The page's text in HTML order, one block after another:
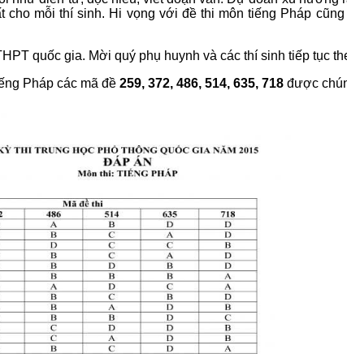
mỗi thí sinh. Hi vọng với đề thi môn tiếng Pháp
quốc gia. Mời quý phụ huynh và các thí sinh tiếp tục
Pháp các mã đề 259, 372, 486, 514, 635, 718 được